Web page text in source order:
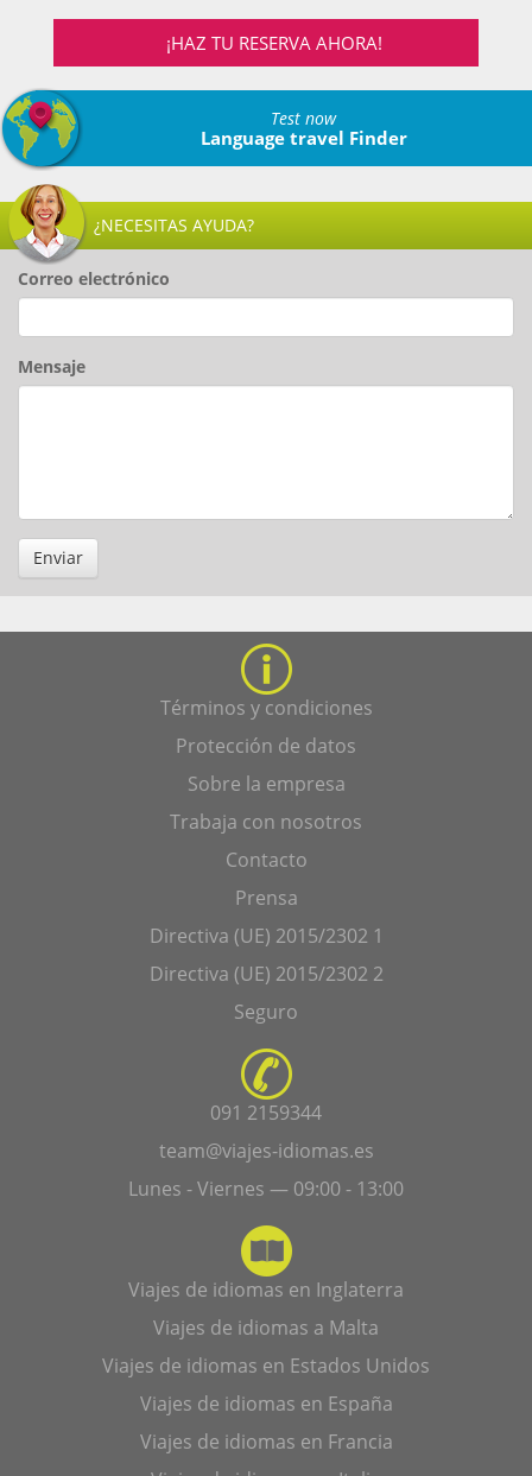
¡HAZ TU RESERVA AHORA!
Test now
Language travel Finder
¿NECESITAS AYUDA?
Correo electrónico
Mensaje
Enviar
Términos y condiciones
Protección de datos
Sobre la empresa
Trabaja con nosotros
Contacto
Prensa
Directiva (UE) 2015/2302 1
Directiva (UE) 2015/2302 2
Seguro
091 2159344
team@viajes-idiomas.es
Lunes - Viernes — 09:00 - 13:00
Viajes de idiomas en Inglaterra
Viajes de idiomas a Malta
Viajes de idiomas en Estados Unidos
Viajes de idiomas en España
Viajes de idiomas en Francia